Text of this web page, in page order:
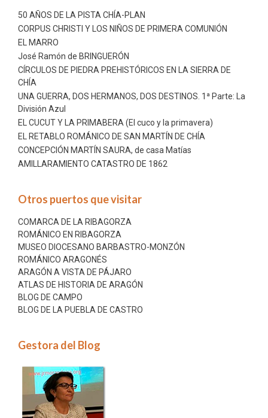
50 AÑOS DE LA PISTA CHÍA-PLAN
CORPUS CHRISTI Y LOS NIÑOS DE PRIMERA COMUNIÓN
EL MARRO
José Ramón de BRINGUERÓN
CÍRCULOS DE PIEDRA PREHISTÓRICOS EN LA SIERRA DE
CHÍA
UNA GUERRA, DOS HERMANOS, DOS DESTINOS. 1ª Parte: La
División Azul
EL CUCUT Y LA PRIMABERA (El cuco y la primavera)
EL RETABLO ROMÁNICO DE SAN MARTÍN DE CHÍA
CONCEPCIÓN MARTÍN SAURA, de casa Matías
AMILLARAMIENTO CATASTRO DE 1862
Otros puertos que visitar
COMARCA DE LA RIBAGORZA
ROMÁNICO EN RIBAGORZA
MUSEO DIOCESANO BARBASTRO-MONZÓN
ROMÁNICO ARAGONÉS
ARAGÓN A VISTA DE PÁJARO
ATLAS DE HISTORIA DE ARAGÓN
BLOG DE CAMPO
BLOG DE LA PUEBLA DE CASTRO
Gestora del Blog